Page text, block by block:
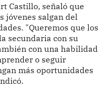
Castillo, señaló que
jóvenes salgan del
"Queremos que los
secundaria con su
con una habilidad
o seguir
más oportunidades